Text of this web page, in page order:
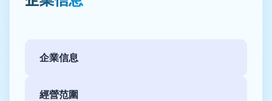
企業信息
經營范圍